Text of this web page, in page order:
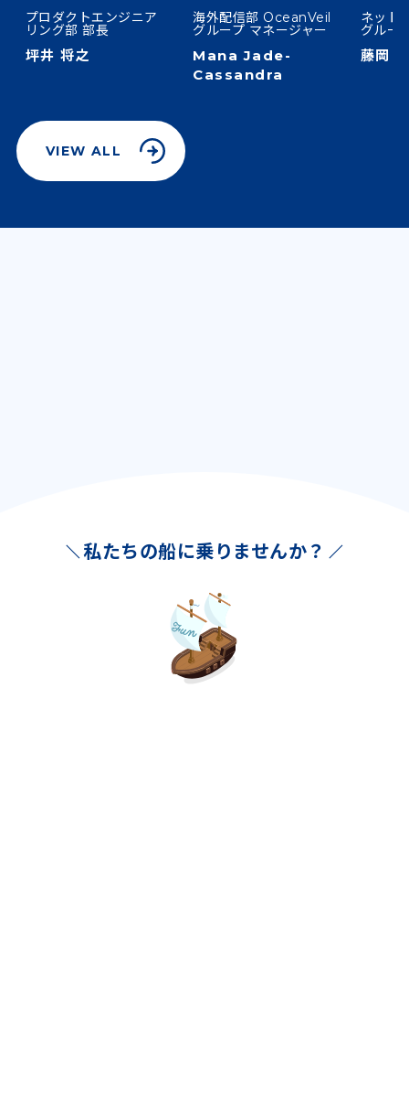
プロダクトエンジニア
リング部 部長
坪井 将之
海外配信部 OceanVeil
グループ マネージャー
Mana Jade-
Cassandra
ネット
グルー
藤岡
VIEW ALL
私たちの船に乗りませんか？